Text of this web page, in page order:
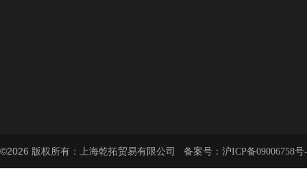
©2026 版权所有：上海乾拓贸易有限公司 备案号： 沪ICP备09006758号